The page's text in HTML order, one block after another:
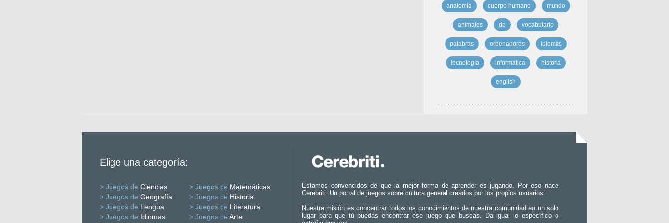
anatomía cuerpo humano mundo
animales de vocabulario
palabras ordenadores idiomas
tecnología informática historia
english
Elige una categoría:
> Juegos de Ciencias > Juegos de Matemáticas
> Juegos de Geografía > Juegos de Historia
> Juegos de Lengua > Juegos de Literatura
> Juegos de Idiomas > Juegos de Arte
Estamos convencidos de que la mejor forma de aprender es jugando. Por eso nace
Cerebriti. Un portal de juegos sobre cultura general creados por los propios usuarios.
Nuestra misión es concentrar todos los conocimientos de nuestra comunidad en un solo
lugar para que tú puedas encontrar ese juego que buscas. Da igual lo específico o